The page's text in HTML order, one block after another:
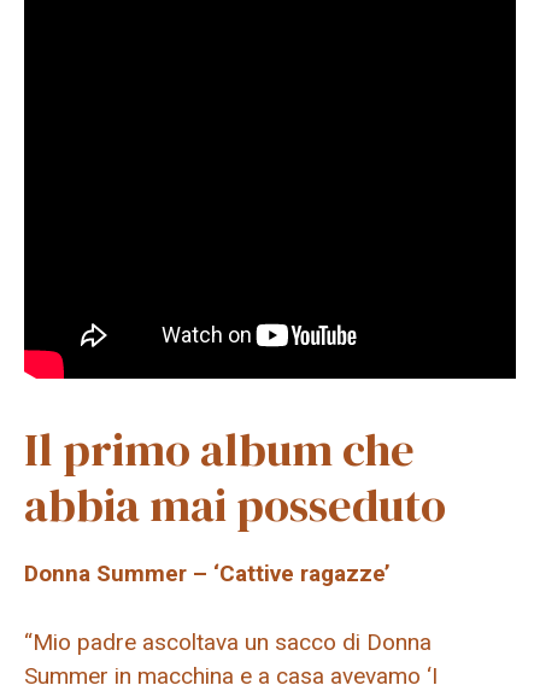
Il primo album che
abbia mai posseduto
Donna Summer – ‘Cattive ragazze’
“Mio padre ascoltava un sacco di Donna
Summer in macchina e a casa avevamo ‘I